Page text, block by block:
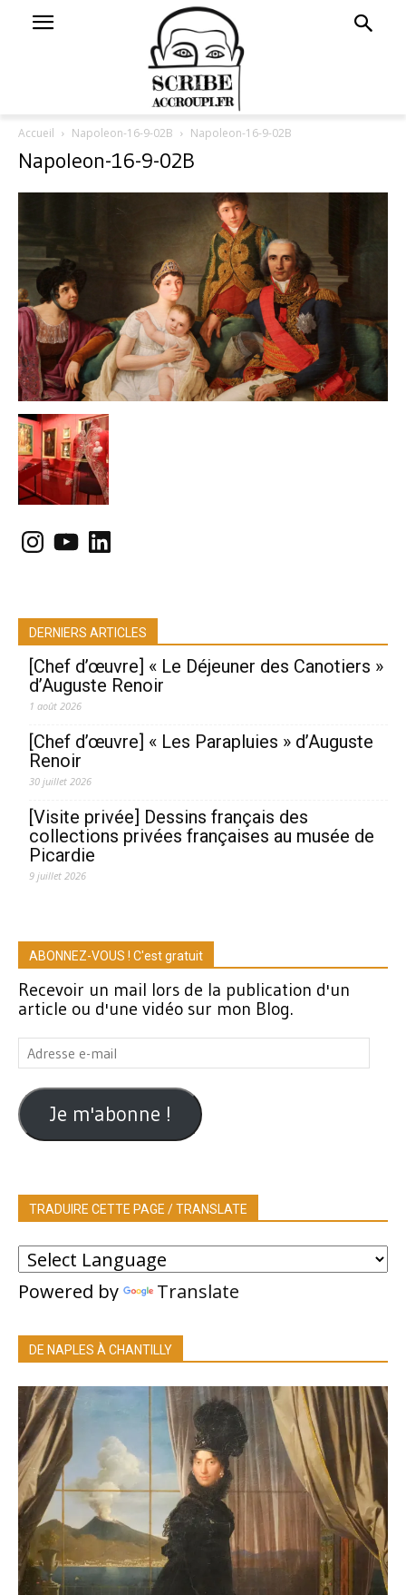
Accueil Napoleon-16-9-02B Napoleon-16-9-02B
Napoleon-16-9-02B
Instagram
YouTubeLinkedIn
DERNIERS ARTICLES
[Chef d’œuvre] « Le Déjeuner des Canotiers »
d’Auguste Renoir
1 août 2026
[Chef d’œuvre] « Les Parapluies » d’Auguste
Renoir
30 juillet 2026
[Visite privée] Dessins français des
collections privées françaises au musée de
Picardie
9 juillet 2026
ABONNEZ-VOUS ! C'est gratuit
Recevoir un mail lors de la publication d'un
article ou d'une vidéo sur mon Blog.
Adresse
e-
mail
Je m'abonne !
TRADUIRE CETTE PAGE / TRANSLATE
Powered by Translate
DE NAPLES À CHANTILLY